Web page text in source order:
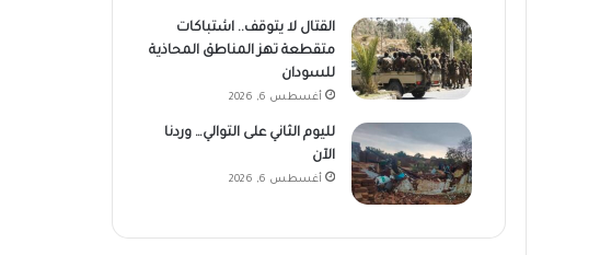
القتال لا يتوقف.. اشتباكات
متقطعة تهز المناطق المحاذية
للسودان
أغسطس 6, 2026
لليوم الثاني على التوالي… وردنا
الآن
أغسطس 6, 2026